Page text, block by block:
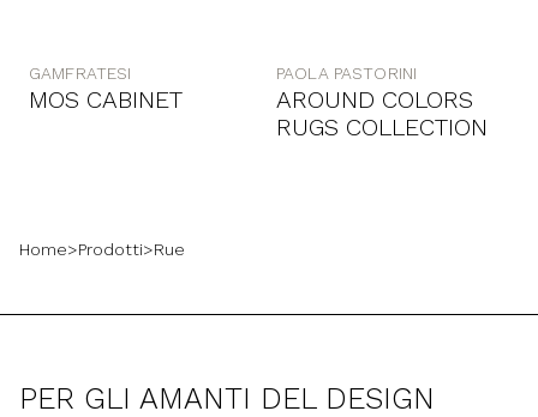
GAMFRATESI
MOS CABINET
PAOLA PASTORINI
AROUND COLORS
RUGS COLLECTION
Home>Prodotti>Rue
PER GLI AMANTI DEL DESIGN